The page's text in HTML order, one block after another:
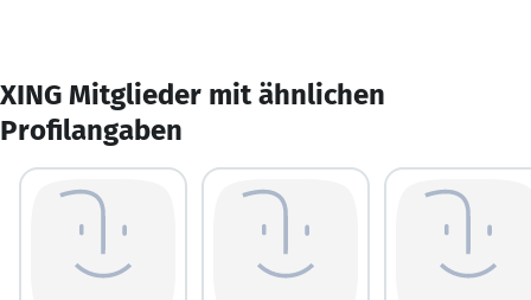
XING Mitglieder mit ähnlichen
Profilangaben